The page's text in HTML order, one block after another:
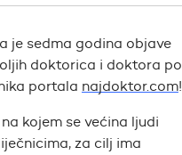
je sedma godina objave
doktorica i doktora po
portala najdoktor.com!
kojem se većina ljudi
za cilj ima